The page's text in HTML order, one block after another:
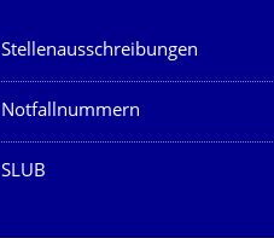
Stellenausschreibungen
Notfallnummern
SLUB